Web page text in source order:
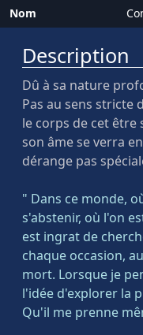
Nom
Description
Dû à sa nature
Pas au sens stricte
le corps de cet être
son âme se verra
dérange pas
" Dans ce monde,
s'abstenir, où l'on
est ingrat de
chaque occasion,
mort. Lorsque je
l'idée d'explorer la
Qu'il me prenne